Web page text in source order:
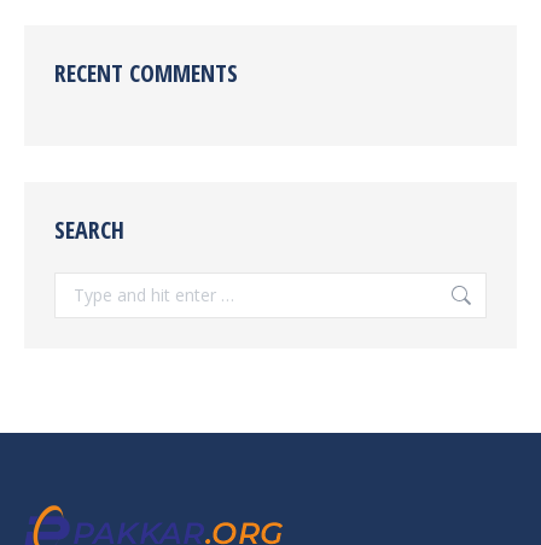
RECENT COMMENTS
SEARCH
Search: